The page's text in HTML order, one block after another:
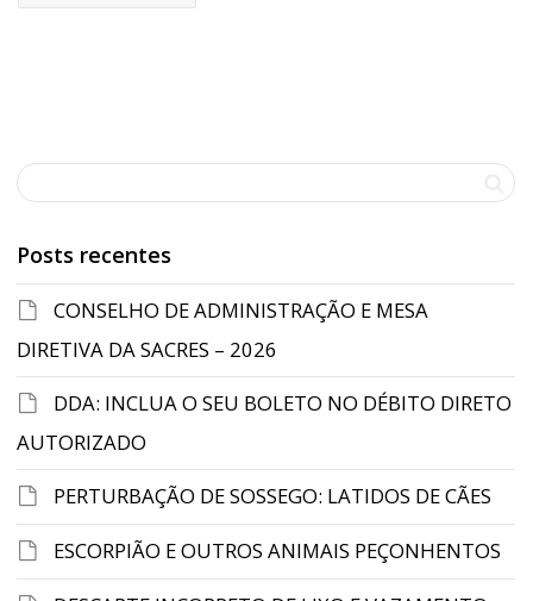
Posts recentes
CONSELHO DE ADMINISTRAÇÃO E MESA
DIRETIVA DA SACRES – 2026
DDA: INCLUA O SEU BOLETO NO DÉBITO DIRETO
AUTORIZADO
PERTURBAÇÃO DE SOSSEGO: LATIDOS DE CÃES
ESCORPIÃO E OUTROS ANIMAIS PEÇONHENTOS